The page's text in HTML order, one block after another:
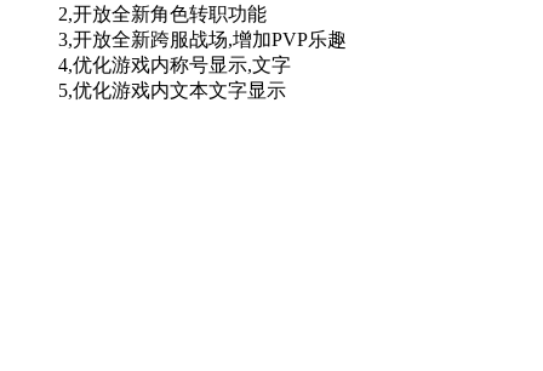
2,开放全新角色转职功能
3,开放全新跨服战场,增加PVP乐趣
4,优化游戏内称号显示,文字
5,优化游戏内文本文字显示